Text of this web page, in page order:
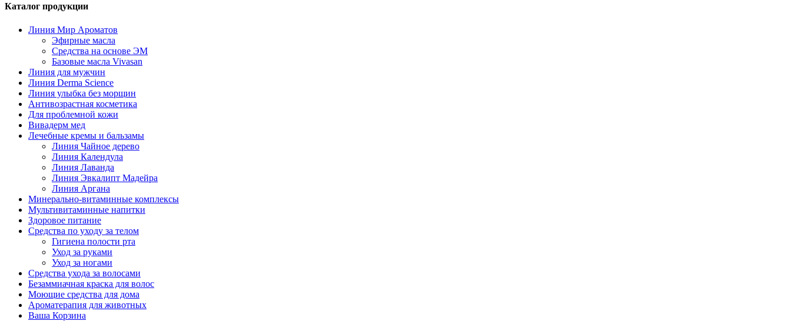
Каталог продукции
Линия Мир Ароматов
Эфирные масла
Средства на основе ЭМ
Базовые масла Vivasan
Линия для мужчин
Линия Derma Science
Линия улыбка без морщин
Антивозрастная косметика
Для проблемной кожи
Вивадерм мед
Лечебные кремы и бальзамы
Линия Чайное дерево
Линия Календула
Линия Лаванда
Линия Эвкалипт Мадейра
Линия Аргана
Минерально-витаминные комплексы
Мультивитаминные напитки
Здоровое питание
Средства по уходу за телом
Гигиена полости рта
Уход за руками
Уход за ногами
Средства ухода за волосами
Безаммиачная краска для волос
Моющие средства для дома
Ароматерапия для животных
Ваша Корзина